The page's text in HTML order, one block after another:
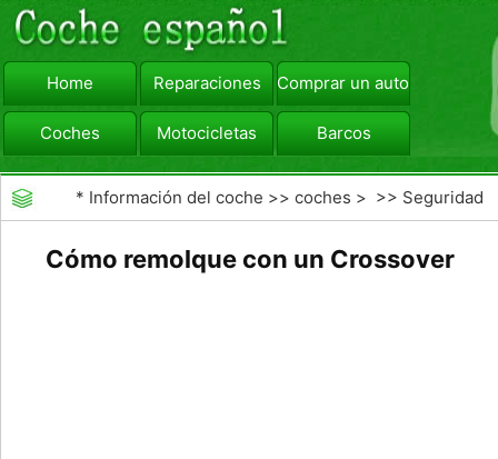
Home Reparaciones Comprar un automóvil
Coches Motocicletas Barcos
viajar Camiones
* Información del coche >>coches > >> Seguridad
Cómo remolque con un Crossover